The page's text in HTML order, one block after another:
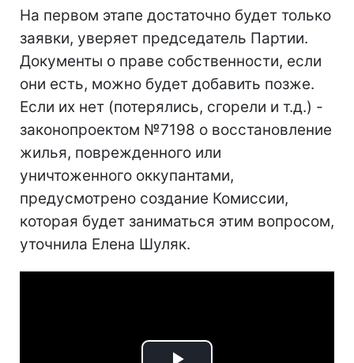
На первом этапе достаточно будет только
заявки, уверяет председатель Партии.
Документы о праве собственности, если
они есть, можно будет добавить позже.
Если их нет (потерялись, сгорели и т.д.) -
законопроектом №7198 о восстановление
жилья, поврежденного или
уничтоженного оккупантами,
предусмотрено создание Комиссии,
которая будет заниматься этим вопросом,
уточнила Елена Шуляк.